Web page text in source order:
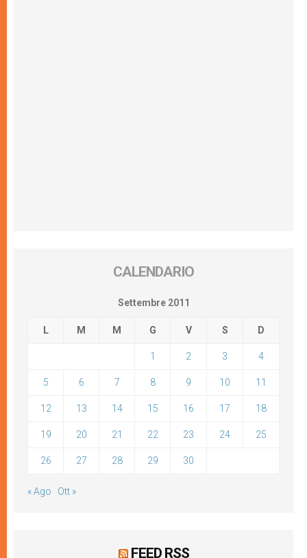
CALENDARIO
Settembre 2011
L M M G V S D
1 2 3 4
5 6 7 8 9 10 11
12 13 14 15 16 17 18
19 20 21 22 23 24 25
26 27 28 29 30
« Ago Ott »
FEED RSS